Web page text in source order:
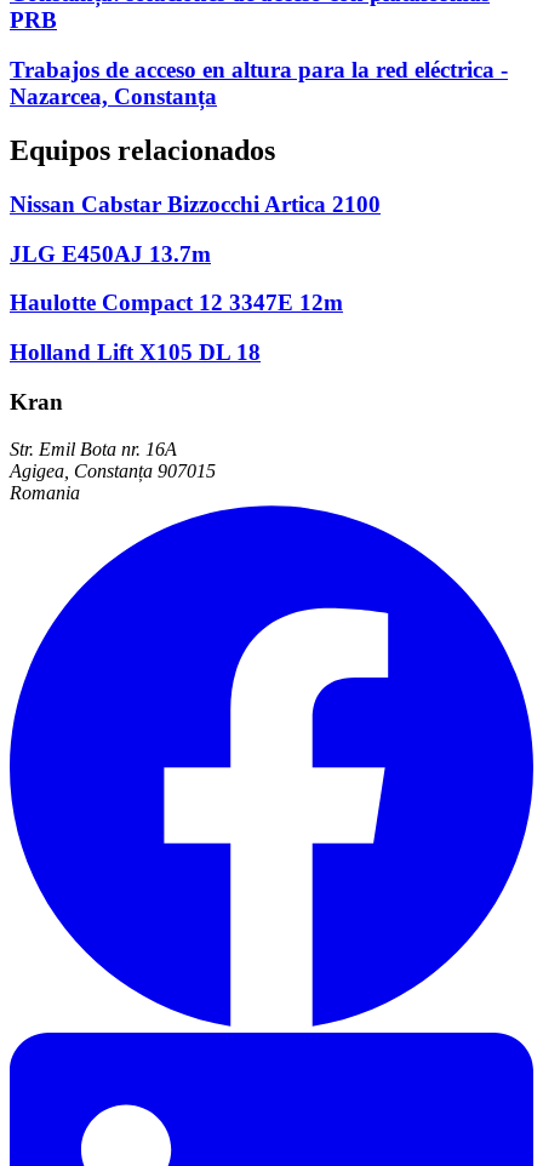
PRB
Trabajos de acceso en altura para la red eléctrica -
Nazarcea, Constanța
Equipos relacionados
Nissan Cabstar Bizzocchi Artica 2100
JLG E450AJ 13.7m
Haulotte Compact 12 3347E 12m
Holland Lift X105 DL 18
Kran
Str. Emil Bota nr. 16A
Agigea, Constanța 907015
Romania